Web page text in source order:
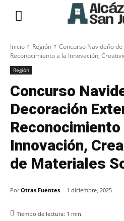
Inicio Región
Concurso Navideño
Reconocimiento a la Innovación,
Región
Concurso
Decoración
Reconocimiento
Innovación,
de Materiales
Por Otras Fuentes 1 diciembre, 2025
Tiempo de lectura: 1 min.